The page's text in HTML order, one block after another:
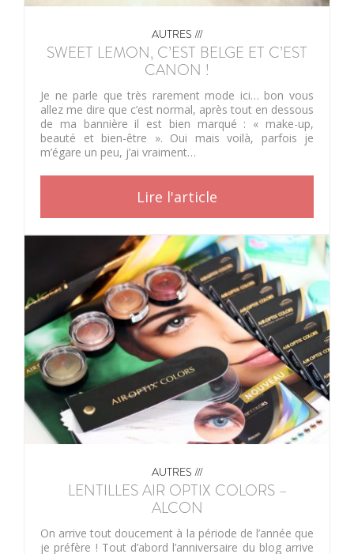
AUTRES ///
SWEET LEMON, C’EST BELGE ET C’EST
CANON !
Je ne parle que très rarement mode ici… bon vous
allez me dire que c’est normal, après tout en dessous
de ma bannière il est bien marqué : « make-up,
beauté et bien-être ». Oui mais voilà, parfois je
m’égare un peu, j’ai vraiment…
Lire l'article
AUTRES ///
LENTILLES AIR OPTIX COLORS –
ALCON
On arrive tout doucement à la période de l’année que
je préfère ! Tout d’abord l’anniversaire du blog arrive